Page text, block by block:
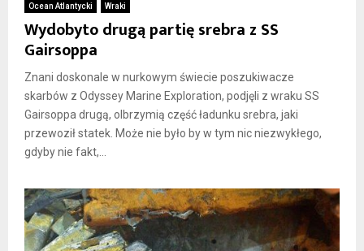
Ocean Atlantycki Wraki
Wydobyto drugą partię srebra z SS
Gairsoppa
Znani doskonale w nurkowym świecie poszukiwacze
skarbów z Odyssey Marine Exploration, podjęli z wraku SS
Gairsoppa drugą, olbrzymią część ładunku srebra, jaki
przewoził statek. Może nie było by w tym nic niezwykłego,
gdyby nie fakt,...